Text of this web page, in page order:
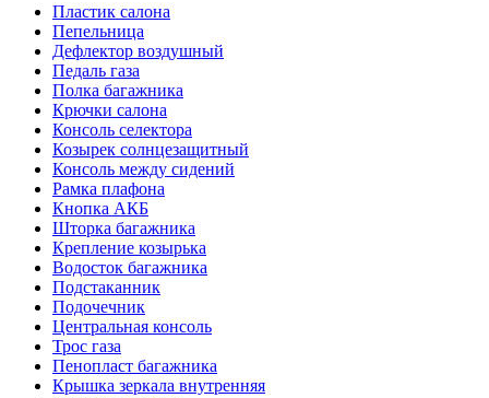
Пластик салона
Пепельница
Дефлектор воздушный
Педаль газа
Полка багажника
Крючки салона
Консоль селектора
Козырек солнцезащитный
Консоль между сидений
Рамка плафона
Кнопка АКБ
Шторка багажника
Крепление козырька
Водосток багажника
Подстаканник
Подочечник
Центральная консоль
Трос газа
Пенопласт багажника
Крышка зеркала внутренняя